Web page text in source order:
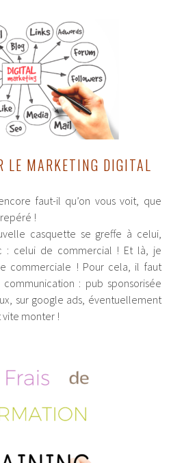
LE MARKETING DIGITAL
faut-il qu’on vous voit, que
!
casquette se greffe à celui,
: celui de commercial ! Et là, je
commerciale ! Pour cela, il faut
: pub sponsorisée
sur google ads, éventuellement
vite monter !